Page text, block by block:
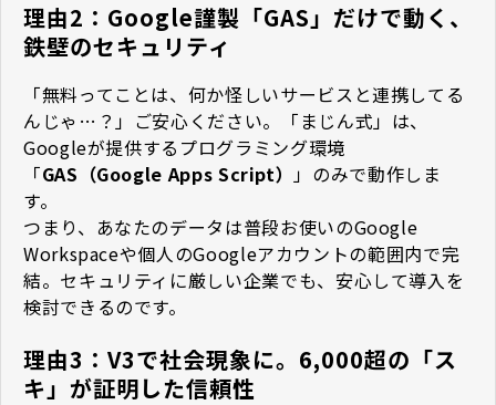
理由2：Google謹製「GAS」だけで動く、
鉄壁のセキュリティ
「無料ってことは、何か怪しいサービスと連携してる
んじゃ…？」ご安心ください。「まじん式」は、
Googleが提供するプログラミング環境
「GAS（Google Apps Script）」のみで動作しま
す。
つまり、あなたのデータは普段お使いのGoogle
Workspaceや個人のGoogleアカウントの範囲内で完
結。セキュリティに厳しい企業でも、安心して導入を
検討できるのです。
理由3：V3で社会現象に。6,000超の「ス
キ」が証明した信頼性